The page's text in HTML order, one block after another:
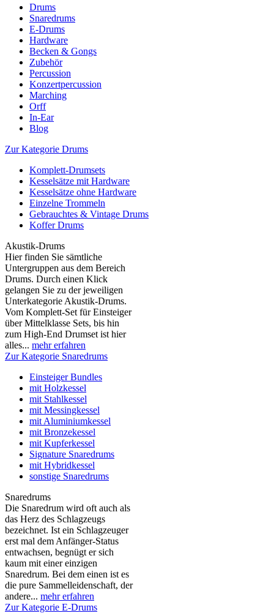
Drums
Snaredrums
E-Drums
Hardware
Becken & Gongs
Zubehör
Percussion
Konzertpercussion
Marching
Orff
In-Ear
Blog
Zur Kategorie Drums
Komplett-Drumsets
Kesselsätze mit Hardware
Kesselsätze ohne Hardware
Einzelne Trommeln
Gebrauchtes & Vintage Drums
Koffer Drums
Akustik-Drums
Hier finden Sie sämtliche
Untergruppen aus dem Bereich
Drums. Durch einen Klick
gelangen Sie zu der jeweiligen
Unterkategorie Akustik-Drums.
Vom Komplett-Set für Einsteiger
über Mittelklasse Sets, bis hin
zum High-End Drumset ist hier
alles... mehr erfahren
Zur Kategorie Snaredrums
Einsteiger Bundles
mit Holzkessel
mit Stahlkessel
mit Messingkessel
mit Aluminiumkessel
mit Bronzekessel
mit Kupferkessel
Signature Snaredrums
mit Hybridkessel
sonstige Snaredrums
Snaredrums
Die Snaredrum wird oft auch als
das Herz des Schlagzeugs
bezeichnet. Ist ein Schlagzeuger
erst mal dem Anfänger-Status
entwachsen, begnügt er sich
kaum mit einer einzigen
Snaredrum. Bei dem einen ist es
die pure Sammelleidenschaft, der
andere... mehr erfahren
Zur Kategorie E-Drums